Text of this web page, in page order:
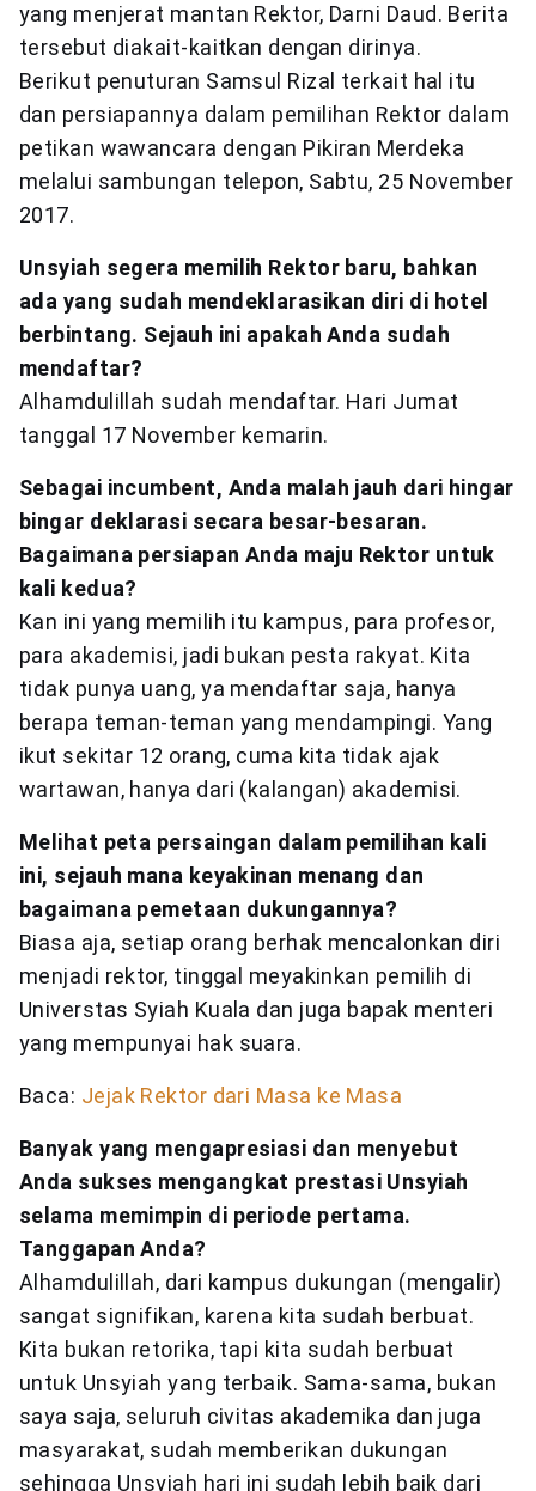
yang menjerat mantan Rektor, Darni Daud. Berita
tersebut diakait-kaitkan dengan dirinya.
Berikut penuturan Samsul Rizal terkait hal itu
dan persiapannya dalam pemilihan Rektor dalam
petikan wawancara dengan Pikiran Merdeka
melalui sambungan telepon, Sabtu, 25 November
2017.
Unsyiah segera memilih Rektor baru, bahkan
ada yang sudah mendeklarasikan diri di hotel
berbintang. Sejauh ini apakah Anda sudah
mendaftar?
Alhamdulillah sudah mendaftar. Hari Jumat
tanggal 17 November kemarin.
Sebagai incumbent, Anda malah jauh dari hingar
bingar deklarasi secara besar-besaran.
Bagaimana persiapan Anda maju Rektor untuk
kali kedua?
Kan ini yang memilih itu kampus, para profesor,
para akademisi, jadi bukan pesta rakyat. Kita
tidak punya uang, ya mendaftar saja, hanya
berapa teman-teman yang mendampingi. Yang
ikut sekitar 12 orang, cuma kita tidak ajak
wartawan, hanya dari (kalangan) akademisi.
Melihat peta persaingan dalam pemilihan kali
ini, sejauh mana keyakinan menang dan
bagaimana pemetaan dukungannya?
Biasa aja, setiap orang berhak mencalonkan diri
menjadi rektor, tinggal meyakinkan pemilih di
Universtas Syiah Kuala dan juga bapak menteri
yang mempunyai hak suara.
Baca: Jejak Rektor dari Masa ke Masa
Banyak yang mengapresiasi dan menyebut
Anda sukses mengangkat prestasi Unsyiah
selama memimpin di periode pertama.
Tanggapan Anda?
Alhamdulillah, dari kampus dukungan (mengalir)
sangat signifikan, karena kita sudah berbuat.
Kita bukan retorika, tapi kita sudah berbuat
untuk Unsyiah yang terbaik. Sama-sama, bukan
saya saja, seluruh civitas akademika dan juga
masyarakat, sudah memberikan dukungan
sehingga Unsyiah hari ini sudah lebih baik dari